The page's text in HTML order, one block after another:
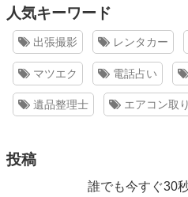
人気キーワード
出張撮影 レンタカー
マツエク 電話占い
遺品整理士 エアコン取
投稿
誰でも今すぐ30